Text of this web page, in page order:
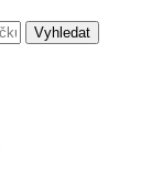
Vyhledat